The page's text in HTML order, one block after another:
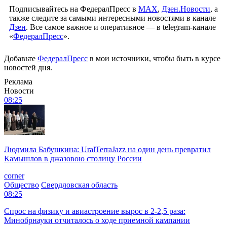
Подписывайтесь на ФедералПресс в МАХ, Дзен.Новости, а
также следите за самыми интересными новостями в канале
Дзен. Все самое важное и оперативное — в telegram-канале
«ФедералПресс».
Добавьте ФедералПресс в мои источники, чтобы быть в курсе
новостей дня.
Реклама
Новости
08:25
Людмила Бабушкина: UralTerraJazz на один день превратил
Камышлов в джазовою столицу России
corner
Общество Свердловская область
08:25
Спрос на физику и авиастроение вырос в 2-2,5 раза:
Минобрнауки отчиталось о ходе приемной кампании